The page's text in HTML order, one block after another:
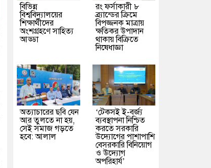
বিভিন্ন
বিশ্ববিদ্যালয়ের
শিক্ষার্থীদের
অংশগ্রহণে সাহিত্য
আড্ডা
রং ফর্সাকারী ৮
ব্র্যান্ডের ক্রিমে
বিপজ্জনক মাত্রায়
ক্ষতিকর উপাদান
থাকায় বিক্রিতে
নিষেধাজ্ঞা
অত্যাচারের ছবি যেন
আর তুলতে না হয়,
সেই সমাজ গড়তে
হবে: আলাল
‘টেকসই ই-বর্জ্য
ব্যবস্থাপনা নিশ্চিত
করতে সরকারি
উদ্যোগের পাশাপাশি
বেসরকারি বিনিয়োগ
ও উদ্যোগ
অপরিহার্য’